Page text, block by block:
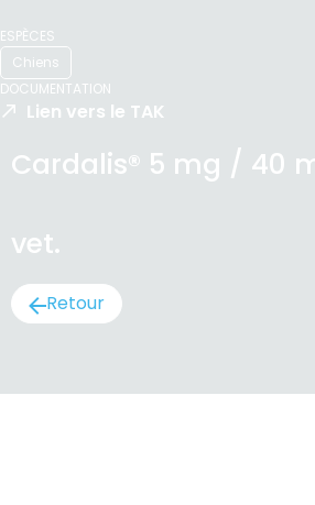
ESPÈCES
Chiens
DOCUMENTATION
Lien vers le TAK
Cardalis® 5 mg / 40
vet.
Retour